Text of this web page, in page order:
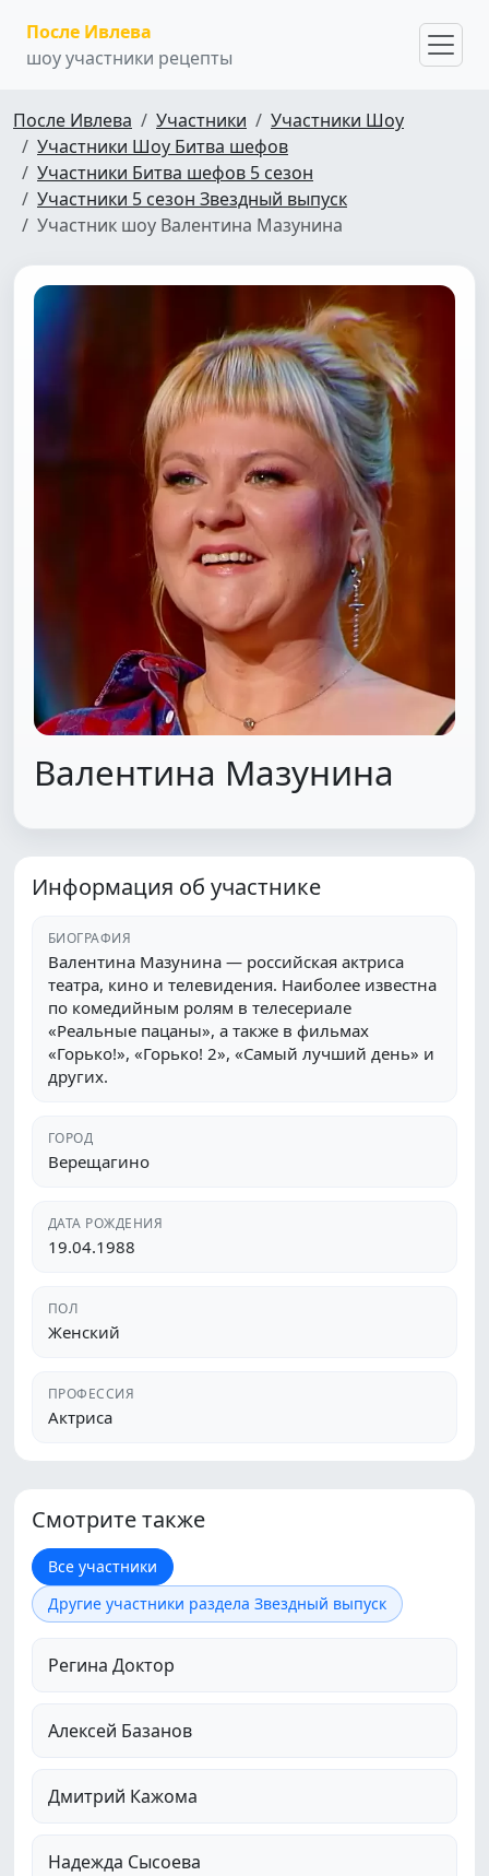
После Ивлева
шоу участники рецепты
После Ивлева Участники
Участники Шоу
Участники Шоу Битва шефов
Участники Битва шефов 5 сезон
Участники 5 сезон Звездный выпуск
Участник шоу Валентина Мазунина
Валентина Мазунина
Информация об участнике
БИОГРАФИЯ
Валентина Мазунина — российская актриса
театра, кино и телевидения. Наиболее известна
по комедийным ролям в телесериале
«Реальные пацаны», а также в фильмах
«Горько!», «Горько! 2», «Самый лучший день» и
других.
ГОРОД
Верещагино
ДАТА РОЖДЕНИЯ
19.04.1988
ПОЛ
Женский
ПРОФЕССИЯ
Актриса
Смотрите также
Все участники
Другие участники раздела Звездный выпуск
Регина Доктор
Алексей Базанов
Дмитрий Кажома
Надежда Сысоева